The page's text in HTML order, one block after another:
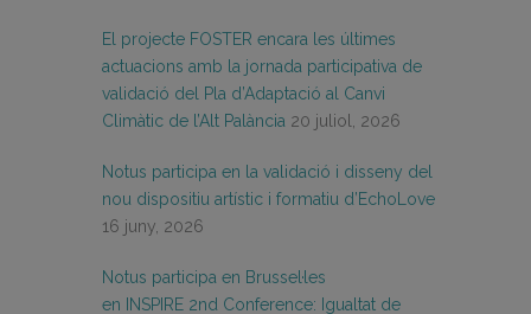
El projecte FOSTER encara les últimes
actuacions amb la jornada participativa de
validació del Pla d’Adaptació al Canvi
Climàtic de l’Alt Palància 20 juliol, 2026
Notus participa en la validació i disseny del
nou dispositiu artístic i formatiu d’EchoLove
16 juny, 2026
Notus participa en Brussel·les
en INSPIRE 2nd Conference: Igualtat de